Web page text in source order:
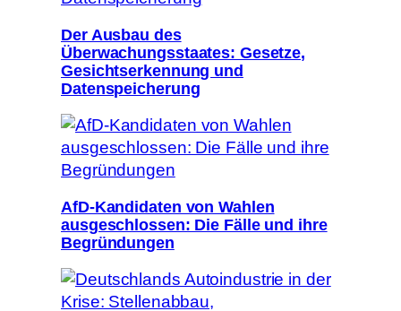
Der Ausbau des
Überwachungsstaates: Gesetze,
Gesichtserkennung und
Datenspeicherung
AfD-Kandidaten von Wahlen
ausgeschlossen: Die Fälle und ihre
Begründungen